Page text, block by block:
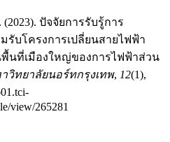
ปัจจัยการรับรู้การ
รับโครงการเปลี่ยนสายไฟฟ้า
นที่เมืองใหญ่ของการไฟฟ้าส่วน
วิทยาลัยนอร์ทกรุงเทพ, 12(1),
view/265281